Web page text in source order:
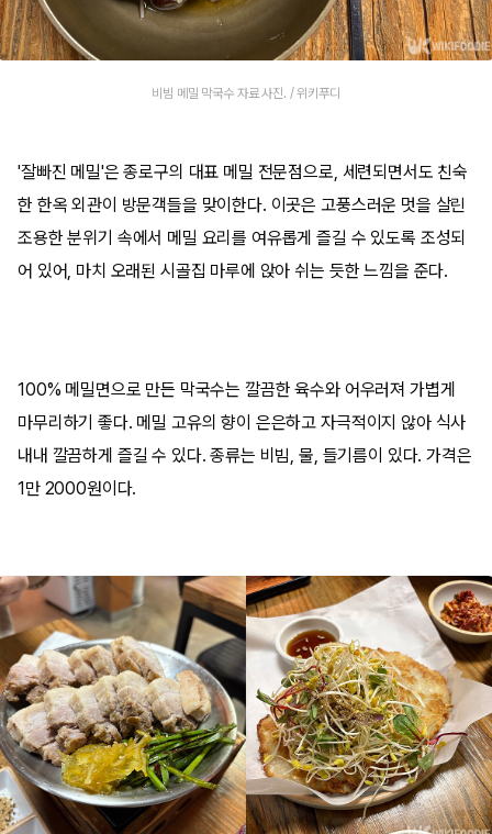
비빔 메밀 막국수 자료 사진. / 위키푸디
'잘빠진 메밀'은 종로구의 대표 메밀 전문점으로, 세련되면서도 친숙
한 한옥 외관이 방문객들을 맞이한다. 이곳은 고풍스러운 멋을 살린
조용한 분위기 속에서 메밀 요리를 여유롭게 즐길 수 있도록 조성되
어 있어, 마치 오래된 시골집 마루에 앉아 쉬는 듯한 느낌을 준다.
100% 메밀면으로 만든 막국수는 깔끔한 육수와 어우러져 가볍게
마무리하기 좋다. 메밀 고유의 향이 은은하고 자극적이지 않아 식사
내내 깔끔하게 즐길 수 있다. 종류는 비빔, 물, 들기름이 있다. 가격은
1만 2000원이다.